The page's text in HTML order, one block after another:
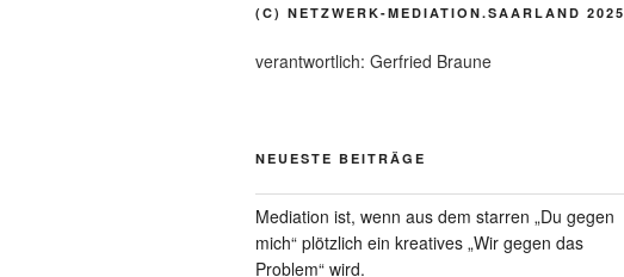
(C) NETZWERK-MEDIATION.SAARLAND 2025
verantwortlich: Gerfried Braune
NEUESTE BEITRÄGE
Mediation ist, wenn aus dem starren „Du gegen
mich“ plötzlich ein kreatives „Wir gegen das
Problem“ wird.